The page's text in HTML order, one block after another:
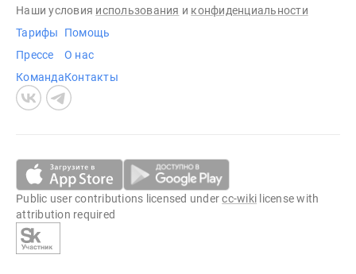
Наши условия использования и конфиденциальности
Тарифы
Прессе
Команда
Помощь
О нас
Контакты
Public user contributions licensed undercc-wiki license with
attribution required